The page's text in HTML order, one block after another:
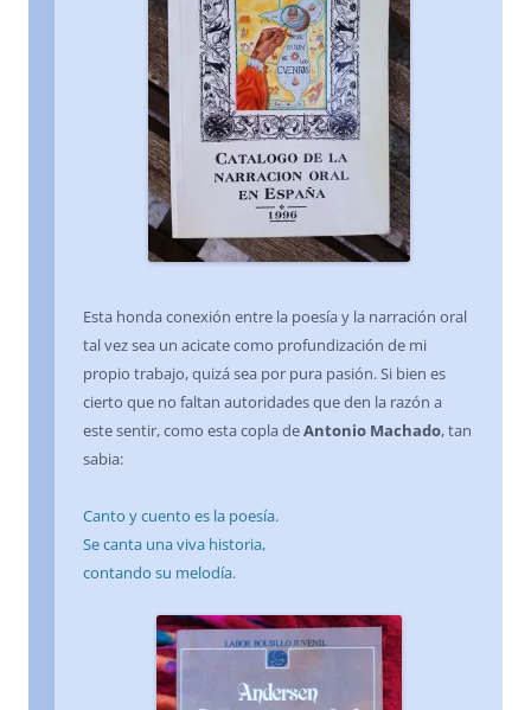
Esta honda conexión entre la poesía y la narración oral
tal vez sea un acicate como profundización de mi
propio trabajo, quizá sea por pura pasión. Si bien es
cierto que no faltan autoridades que den la razón a
este sentir, como esta copla deAntonio Machado, tan
sabia:
Canto y cuento es la poesía.
Se canta una viva historia,
contando su melodía.